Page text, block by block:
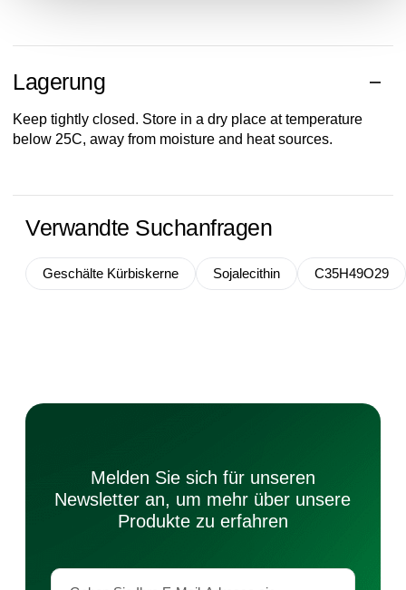
Lagerung
Keep tightly closed. Store in a dry place at temperature
below 25C, away from moisture and heat sources.
Verwandte Suchanfragen
Geschälte Kürbiskerne Sojalecithin C35H49O29
Melden Sie sich für unseren
Newsletter an, um mehr über unsere
Produkte zu erfahren